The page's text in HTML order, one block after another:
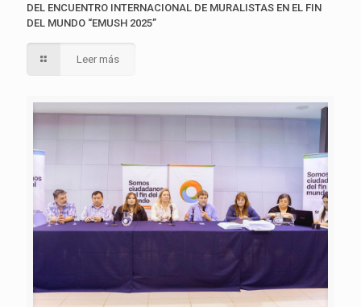
DEL ENCUENTRO INTERNACIONAL DE MURALISTAS EN EL FIN
DEL MUNDO “EMUSH 2025”
Leer más